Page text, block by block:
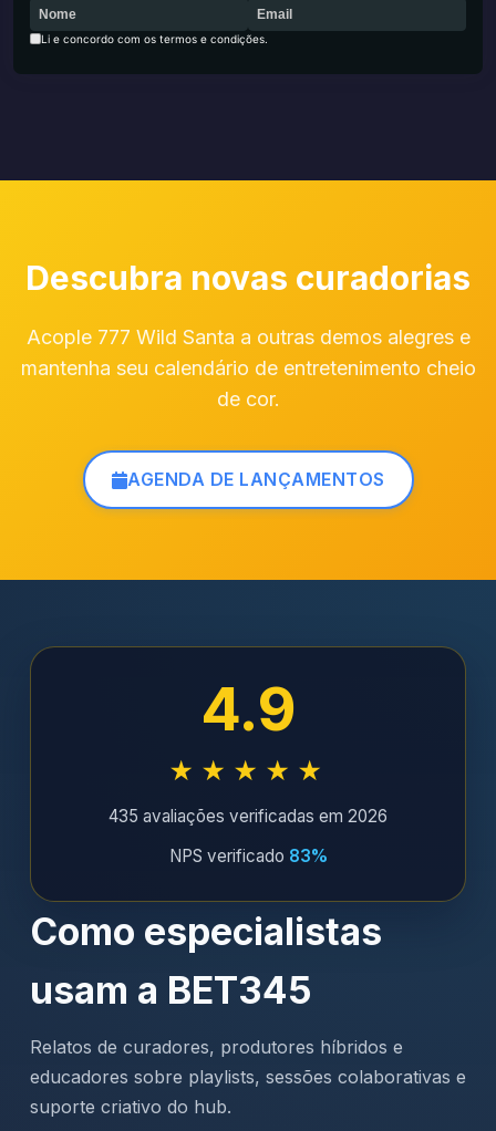
Li e concordo com os termos e condições.
Descubra novas curadorias
Acople 777 Wild Santa a outras demos alegres e
mantenha seu calendário de entretenimento cheio
de cor.
AGENDA DE LANÇAMENTOS
4.9
★★★★★
435 avaliações verificadas em 2026
NPS verificado 83%
Como especialistas
usam a BET345
Relatos de curadores, produtores híbridos e
educadores sobre playlists, sessões colaborativas e
suporte criativo do hub.